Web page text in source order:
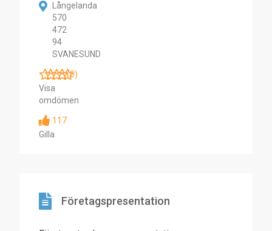
Långelanda
570
472
94
SVANESUND
(0)
Visa
omdömen
117
Gilla
Företagspresentation